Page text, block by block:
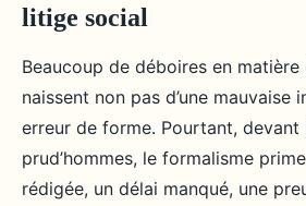
litige social
Beaucoup de déboires en
naissent non pas d’une mauvaise
erreur de forme. Pourtant, devant
prud’hommes, le formalisme
rédigée, un délai manqué, une